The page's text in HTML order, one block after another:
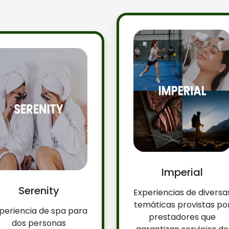
Serenity
de spa para
dos personas
Imperial
Experiencias de
temáticas provistas
prestadores que